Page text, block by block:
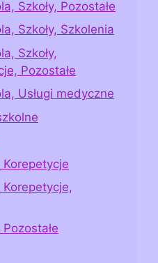
Szkoły, Pozostałe
Szkoły, Szkolenia
Szkoły,
Pozostałe
Usługi medyczne